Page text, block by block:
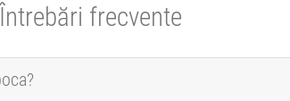
Întrebări frecvente